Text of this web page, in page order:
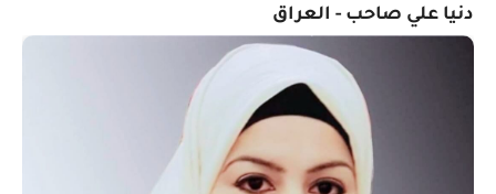
دنيا علي صاحب - العراق